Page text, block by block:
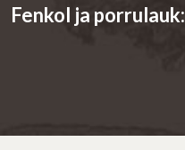
Fenkol ja porrulauk: